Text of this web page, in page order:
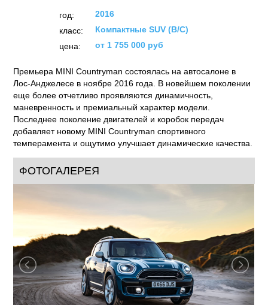
год:
2016
класс:
Компактные SUV (B/C)
цена:
от 1 755 000 руб
Премьера MINI Countryman состоялась на автосалоне в
Лос-Анджелесе в ноябре 2016 года. В новейшем поколении
еще более отчетливо проявляются динамичность,
маневренность и премиальный характер модели.
Последнее поколение двигателей и коробок передач
добавляет новому MINI Countryman спортивного
темперамента и ощутимо улучшает динамические качества.
ФОТОГАЛЕРЕЯ